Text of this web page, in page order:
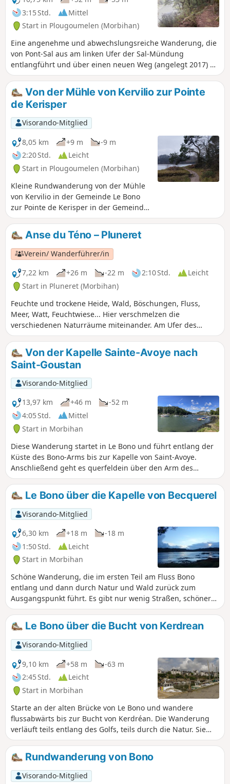
3:15 Std.
Mittel
Start in Plougoumelen (Morbihan)
Eine angenehme und abwechslungsreiche Wanderung, die
von Pont-Sal aus am linken Ufer der Sal-Mündung
entlangführt und über einen neuen Weg (angelegt 2017) an
der Mühle von Pont-Sal vorbeiführt. Sie verläuft weiter
entlang des Flusses Bono bis zur Mühle von Kervilio. Der
Rückweg führt nacheinander an der Kapelle Becquerel und
dem Dorf Plougoumelen vorbei, um über eine Reihe von für
die bretonische Heckenlandschaft typischen Wegen nach
Pont-Sal zurückzukehren. Sie werden wiederkommen.
Von der Mühle von Kervilio zur Pointe
de Kerisper
Visorando-Mitglied
8,05 km
+9 m
-9 m
2:20 Std.
Leicht
Start in Plougoumelen (Morbihan)
Kleine Rundwanderung von der Mühle
von Kervilio in der Gemeinde Le Bono
zur Pointe de Kerisper in der Gemeinde
Pluneret. Die Route folgt dem Fluss Le
Bono bis zu seiner Mündung in den
Fluss Auray, führt durch den Hafen und
über die alte Hängebrücke. Zu jeder
Jahreszeit begehbar, aber nach
Regenfällen sind gute Schuhe
erforderlich!
Anse du Téno – Pluneret
Verein/ Wanderführer/in
7,22 km
+26 m -22 m 2:10 Std.
Leicht
Start in Pluneret (Morbihan)
Feuchte und trockene Heide, Wald, Böschungen, Fluss,
Meer, Watt, Feuchtwiese... Hier verschmelzen die
verschiedenen Naturräume miteinander. Am Ufer des
Flusses Sal befindet sich auch die Kapelle Sainte-Avoye.
Von der Kapelle Sainte-Avoye nach
Saint-Goustan
Visorando-Mitglied
13,97 km
+46 m
-52 m
4:05 Std.
Mittel
Start in Morbihan
Diese Wanderung startet in Le Bono und führt entlang der
Küste des Bono-Arms bis zur Kapelle von Saint-Avoye.
Anschließend geht es querfeldein über den Arm des
Flusses Auray bis nach Saint-Goustan.Wenig Straße und ein
schöner Weg entlang der beiden Flüsse (auf der rechten
Seite des Golfs von Morbihan).Hinweis der Moderation: Die
Route wurde am 21.06.2023 ab km 5 geändert, um
demGR®® zu folgen und die Umgehung des Lycée
Kerplouz zu vermeiden, das privat ist (Zaun errichtet).
Le Bono über die Kapelle von Becquerel
Visorando-Mitglied
6,30 km
+18 m
-18 m
1:50 Std.
Leicht
Start in Morbihan
Schöne Wanderung, die im ersten Teil am Fluss Bono
entlang und dann durch Natur und Wald zurück zum
Ausgangspunkt führt. Es gibt nur wenig Straßen, schöner
Weg.
Le Bono über die Bucht von Kerdrean
Visorando-Mitglied
9,10 km
+58 m
-63 m
2:45 Std.
Leicht
Start in Morbihan
Starte an der alten Brücke von Le Bono und wandere
flussabwärts bis zur Bucht von Kerdréan. Die Wanderung
verläuft teils entlang des Golfs, teils durch die Natur. Sie
führt anfangs am Tumulus von Kernourz vorbei und auf
halber Strecke am Herrenhaus von Kerdréan entlang.
Rundwanderung von Bono
Visorando-Mitglied